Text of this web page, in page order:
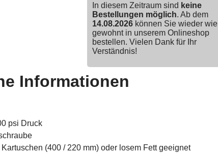
In diesem Zeitraum sind keine
Bestellungen möglich. Ab dem
14.08.2026können Sie wieder wie
gewohnt in unserem Onlineshop
bestellen. Vielen Dank für Ihr
Verständnis!
Informationen
psi Druck
(400 / 220 mm) oder losem Fett geeignet